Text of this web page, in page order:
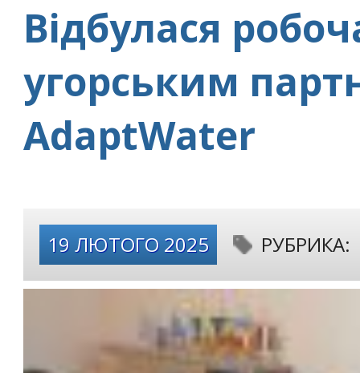
Відбулася
угорським
AdaptWater
19 ЛЮТОГО 2025 РУБРИКА: